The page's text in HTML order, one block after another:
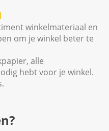
winkelmateriaal en
om je winkel beter te
alle
hebt voor je winkel.